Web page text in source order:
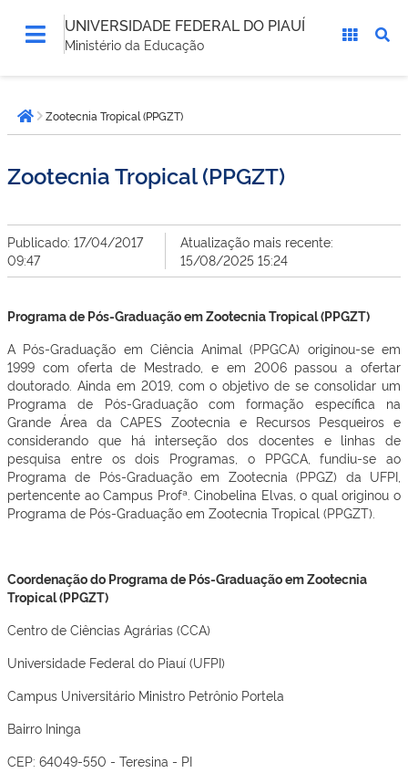
UNIVERSIDADE FEDERAL DO PIAUÍ
Ministério da Educação
está
aqui:Página inicial
Zootecnia Tropical (PPGZT)
Zootecnia Tropical (PPGZT)
Publicado: 17/04/2017
09:47
Atualização mais recente:
15/08/2025 15:24
Programa de Pós-Graduação em Zootecnia Tropical (PPGZT)
A Pós-Graduação em Ciência Animal (PPGCA) originou-se em
1999 com oferta de Mestrado, e em 2006 passou a ofertar
doutorado. Ainda em 2019, com o objetivo de se consolidar um
Programa de Pós-Graduação com formação específica na
Grande Área da CAPES Zootecnia e Recursos Pesqueiros e
considerando que há interseção dos docentes e linhas de
pesquisa entre os dois Programas, o PPGCA, fundiu-se ao
Programa de Pós-Graduação em Zootecnia (PPGZ) da UFPI,
pertencente ao Campus Profª. Cinobelina Elvas, o qual originou o
Programa de Pós-Graduação em Zootecnia Tropical (PPGZT).
Coordenação do Programa de Pós-Graduação em Zootecnia
Tropical (PPGZT)
Centro de Ciências Agrárias (CCA)
Universidade Federal do Piauí (UFPI)
Campus Universitário Ministro Petrônio Portela
Bairro Ininga
CEP: 64049-550 - Teresina - PI